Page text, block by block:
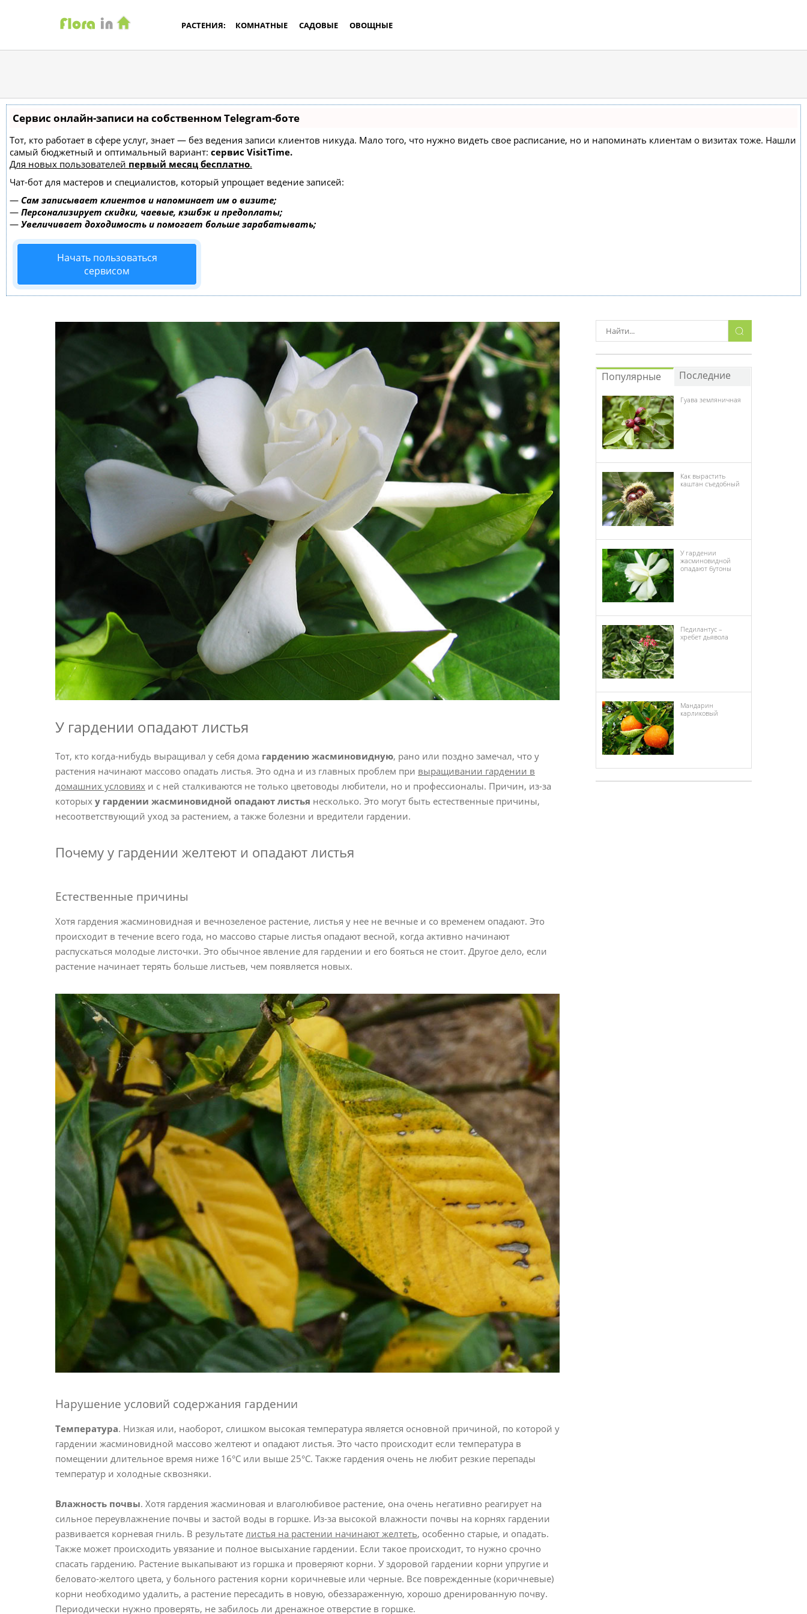
РАСТЕНИЯ: КОМНАТНЫЕ САДОВЫЕ ОВОЩНЫЕ
Сервис онлайн-записи на собственном Telegram-боте
Тот, кто работает в сфере услуг, знает — без ведения записи клиентов никуда. Мало того, что нужно видеть свое расписание, но и напоминать клиентам о визитах тоже. Нашли
самый бюджетный и оптимальный вариант: сервис VisitTime.
Для новых пользователей первый месяц бесплатно.
Чат-бот для мастеров и специалистов, который упрощает ведение записей:
— Сам записывает клиентов и напоминает им о визите;
— Персонализирует скидки, чаевые, кэшбэк и предоплаты;
— Увеличивает доходимость и помогает больше зарабатывать;
Начать пользоваться
сервисом
У гардении опадают листья
Тот, кто когда-нибудь выращивал у себя дома гардению жасминовидную, рано или поздно замечал, что у
растения начинают массово опадать листья. Это одна и из главных проблем при выращивании гардении в
домашних условиях и с ней сталкиваются не только цветоводы любители, но и профессионалы. Причин, из-за
которых у гардении жасминовидной опадают листья несколько. Это могут быть естественные причины,
несоответствующий уход за растением, а также болезни и вредители гардении.
Почему у гардении желтеют и опадают листья
Естественные причины
Хотя гардения жасминовидная и вечнозеленое растение, листья у нее не вечные и со временем опадают. Это
происходит в течение всего года, но массово старые листья опадают весной, когда активно начинают
распускаться молодые листочки. Это обычное явление для гардении и его бояться не стоит. Другое дело, если
растение начинает терять больше листьев, чем появляется новых.
Нарушение условий содержания гардении
Температура. Низкая или, наоборот, слишком высокая температура является основной причиной, по которой у
гардении жасминовидной массово желтеют и опадают листья. Это часто происходит если температура в
помещении длительное время ниже 16°С или выше 25°С. Также гардения очень не любит резкие перепады
температур и холодные сквозняки.
Влажность почвы. Хотя гардения жасминовая и влаголюбивое растение, она очень негативно реагирует на
сильное переувлажнение почвы и застой воды в горшке. Из-за высокой влажности почвы на корнях гардении
развивается корневая гниль. В результате листья на растении начинают желтеть, особенно старые, и опадать.
Также может происходить увязание и полное высыхание гардении. Если такое происходит, то нужно срочно
спасать гардению. Растение выкапывают из горшка и проверяют корни. У здоровой гардении корни упругие и
беловато-желтого цвета, у больного растения корни коричневые или черные. Все поврежденные (коричневые)
корни необходимо удалить, а растение пересадить в новую, обеззараженную, хорошо дренированную почву.
Периодически нужно проверять, не забилось ли дренажное отверстие в горшке.
Популярные Последние
Гуава земляничная
Как вырастить
каштан съедобный
У гардении
жасминовидной
опадают бутоны
Педилантус –
хребет дьявола
Мандарин
карликовый